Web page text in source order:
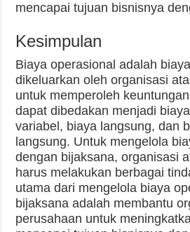
mencapai tujuan bisnisnya
Kesimpulan
Biaya operasional adalah
dikeluarkan oleh organisasi
untuk memperoleh
dapat dibedakan menjadi
variabel, biaya langsung, dan
langsung. Untuk mengelola
dengan bijaksana, organisasi
harus melakukan berbagai
utama dari mengelola biaya
bijaksana adalah membantu
perusahaan untuk